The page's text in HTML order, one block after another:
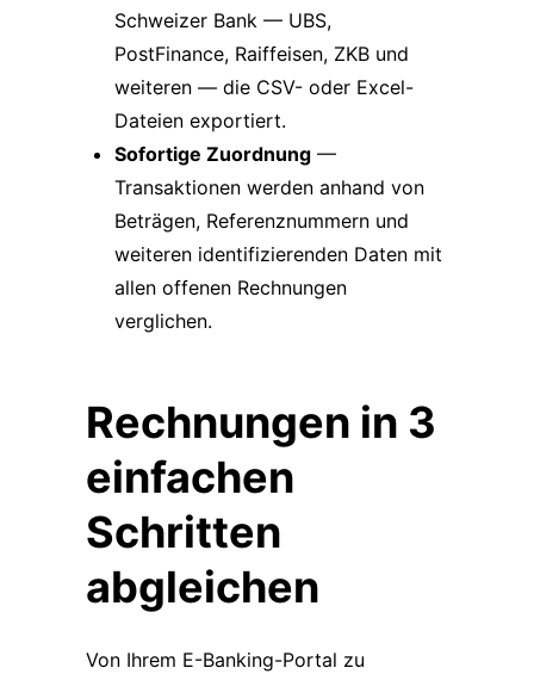
Schweizer Bank — UBS,
PostFinance, Raiffeisen, ZKB und
weiteren — die CSV- oder Excel-
Dateien exportiert.
Sofortige Zuordnung —
Transaktionen werden anhand von
Beträgen, Referenznummern und
weiteren identifizierenden Daten mit
allen offenen Rechnungen
verglichen.
Rechnungen in 3
einfachen
Schritten
abgleichen
Von Ihrem E-Banking-Portal zu